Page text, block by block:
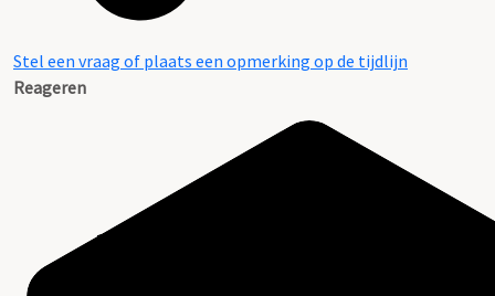
Stel een vraag of plaats een opmerking op de tijdlijn
Reageren